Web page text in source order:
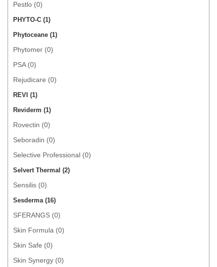
Pestlo (0)
PHYTO-C (1)
Phytoceane (1)
Phytomer (0)
PSA (0)
Rejudicare (0)
REVI (1)
Reviderm (1)
Rovectin (0)
Seboradin (0)
Selective Professional (0)
Selvert Thermal (2)
Sensilis (0)
Sesderma (16)
SFERANGS (0)
Skin Formula (0)
Skin Safe (0)
Skin Synergy (0)